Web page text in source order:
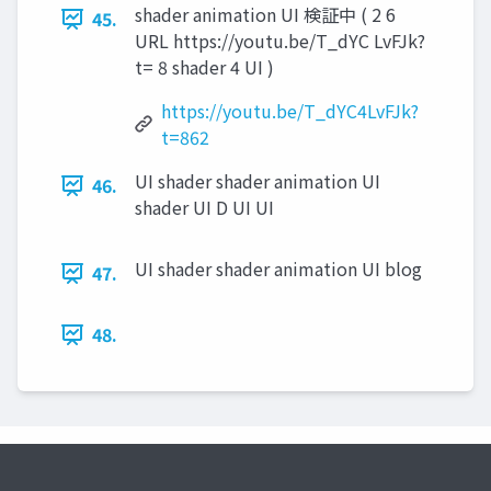
45.
shader animation UI 検証中 ( 2 6
URL https://youtu.be/T_dYC LvFJk?
t= 8 shader 4 UI )
https://youtu.be/T_dYC4LvFJk?
t=862
46.
UI shader shader animation UI
shader UI D UI UI
47. UI shader shader animation UI blog
48.